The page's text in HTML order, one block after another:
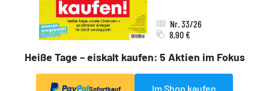
Heiße Tage – eiskalt kaufen: 5 Aktien im Fokus
Nr. 33/26
8,90 €
Sofortkauf Im Shop kaufen